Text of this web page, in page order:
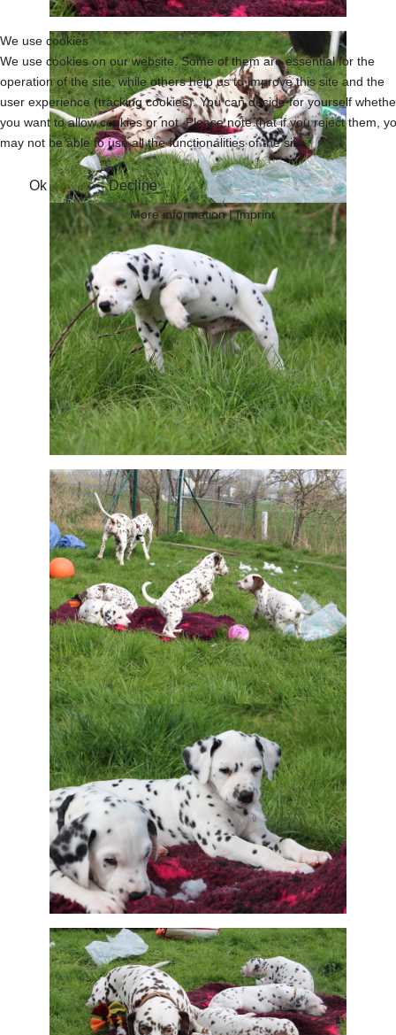
We use cookies
We use cookies on our website. Some of them are essential for the
operation of the site, while others help us to improve this site and the
user experience (tracking cookies). You can decide for yourself
you want to allow cookies or not. Please note that if you reject them,
may not be able to use all the functionalities of the site.
Ok Decline
More information|Imprint